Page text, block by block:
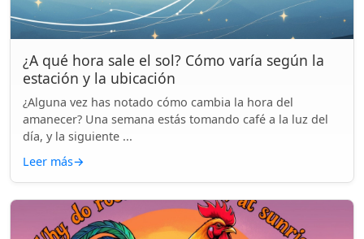
¿A qué hora sale el sol? Cómo varía según la
estación y la ubicación
¿Alguna vez has notado cómo cambia la hora del
amanecer? Una semana estás tomando café a la luz del
día, y la siguiente ...
Leer más→